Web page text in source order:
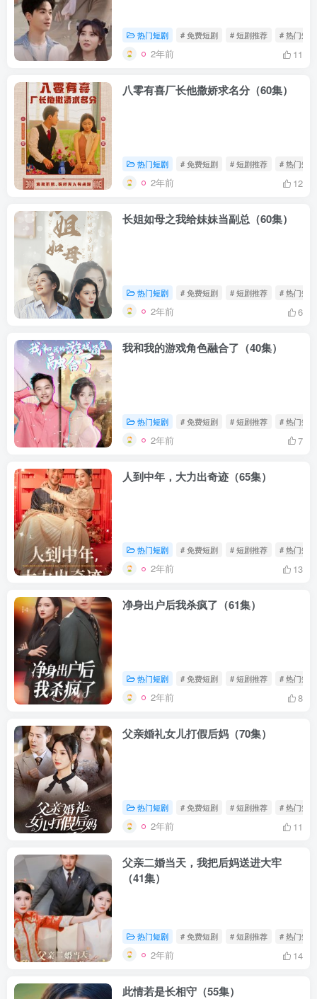
热门短剧 # 免费短剧 # 短剧推荐 # 热门短剧
2年前 11
八零有喜厂长他撒娇求名分（60集）
热门短剧 # 免费短剧 # 短剧推荐 # 热门短剧
2年前 12
长姐如母之我给妹妹当副总（60集）
热门短剧 # 免费短剧 # 短剧推荐 # 热门短剧
2年前 6
我和我的游戏角色融合了（40集）
热门短剧 # 免费短剧 # 短剧推荐 # 热门短剧
2年前 7
人到中年，大力出奇迹（65集）
热门短剧 # 免费短剧 # 短剧推荐 # 热门短剧
2年前 13
净身出户后我杀疯了（61集）
热门短剧 # 免费短剧 # 短剧推荐 # 热门短剧
2年前 8
父亲婚礼女儿打假后妈（70集）
热门短剧 # 免费短剧 # 短剧推荐 # 热门短剧
2年前 11
父亲二婚当天，我把后妈送进大牢
（41集）
热门短剧 # 免费短剧 # 短剧推荐 # 热门短剧
2年前 14
此情若是长相守（55集）